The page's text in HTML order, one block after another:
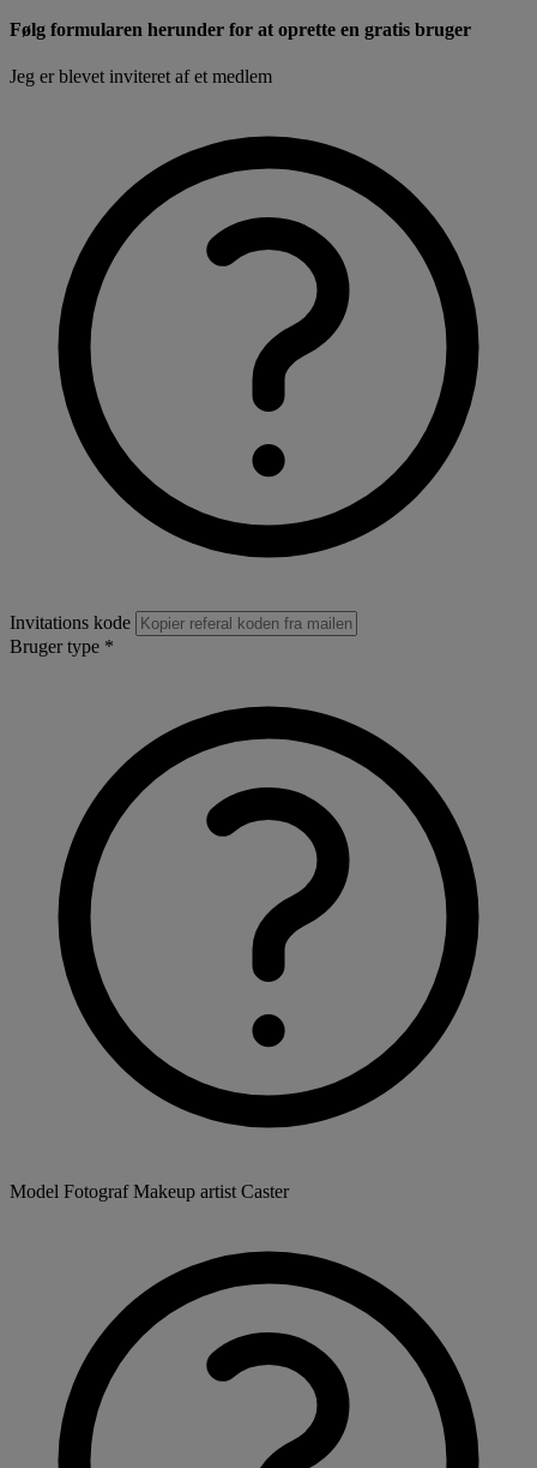
Følg formularen herunder for at oprette en gratis bruger
Jeg er blevet inviteret af et medlem
Invitations kode
Bruger type *
Model FotografMakeup artist Caster